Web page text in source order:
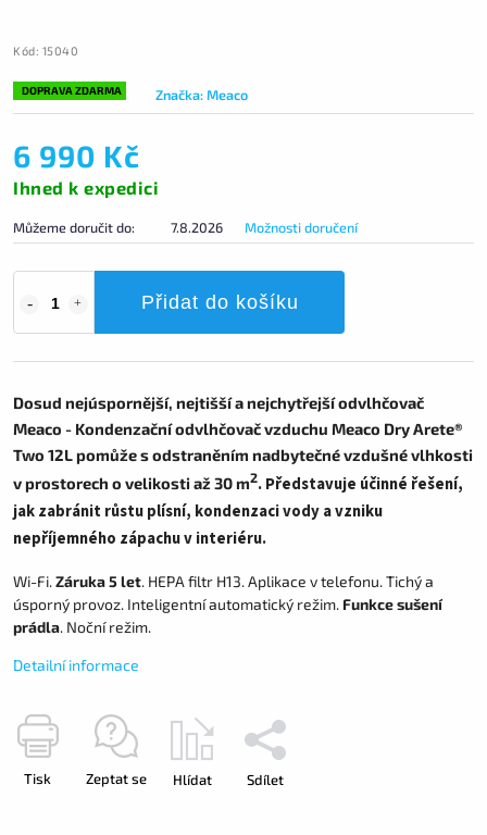
Kód: 15040
DOPRAVA ZDARMA Značka:Meaco
6 990 Kč
Ihned k expedici
Můžeme doručit do: 7.8.2026 Možnosti doručení
Přidat do košíku
Dosud nejúspornější, nejtišší a nejchytřejší odvlhčovač
Meaco - Kondenzační odvlhčovač vzduchu Meaco Dry Arete®
Two 12L pomůže s odstraněním nadbytečné vzdušné vlhkosti
v prostorech o velikosti až 30 m2. Představuje účinné řešení,
jak zabránit růstu plísní, kondenzaci vody a vzniku
nepříjemného zápachu v interiéru.
Wi-Fi.Záruka 5 let. HEPA filtr H13. Aplikace v telefonu. Tichý a
úsporný provoz. Inteligentní automatický režim. Funkce sušení
prádla. Noční režim.
Detailní informace
Tisk Zeptat se Hlídat Sdílet